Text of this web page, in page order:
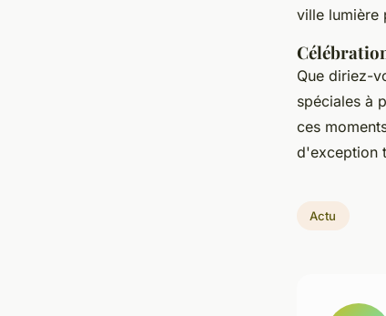
ville lumière
Que diriez-
spéciales à
ces
d'exception
Actu